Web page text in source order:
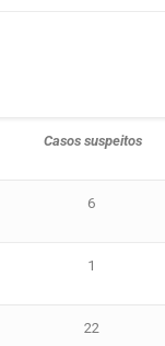
Casos suspeitos
6
1
22